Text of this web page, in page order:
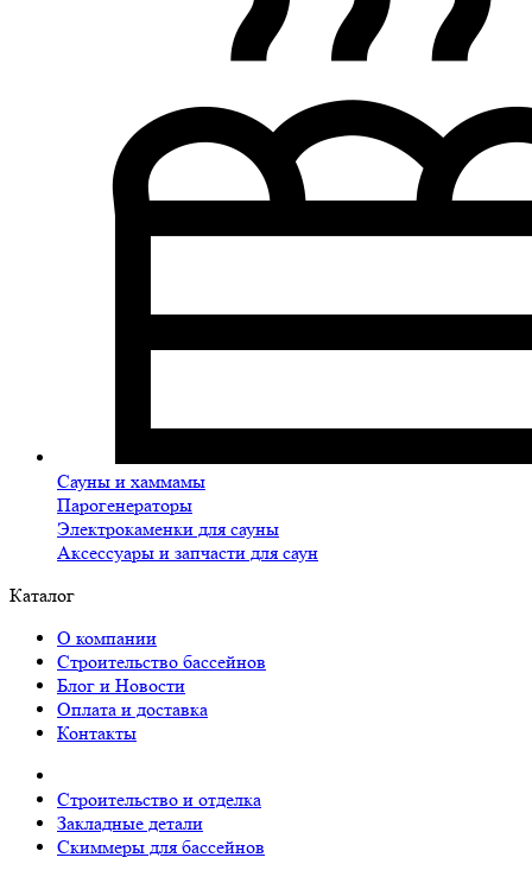
Сауны и хаммамы
Парогенераторы
Электрокаменки для сауны
Аксессуары и запчасти для саун
Каталог
О компании
Строительство бассейнов
Блог и Новости
Оплата и доставка
Контакты
Строительство и отделка
Закладные детали
Скиммеры для бассейнов